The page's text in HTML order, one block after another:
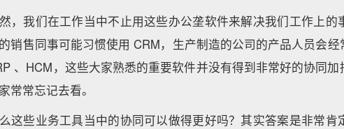
，我们在工作当中不止用这些办公垄软件来解决我们工作上
销售同事可能习惯使用 CRM，生产制造的公司的产品人员会
、HCM，这些大家熟悉的重要软件并没有得到非常好的协同
常常忘记去看。
这些业务工具当中的协同可以做得更好吗？其实答案是非常